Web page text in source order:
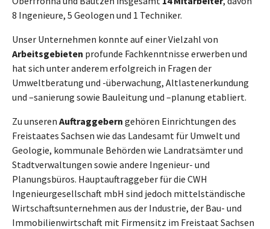
8 Ingenieure, 5 Geologen und 1 Techniker.
Unser Unternehmen konnte auf einer Vielzahl von
Arbeitsgebieten profunde Fachkenntnisse erwerben und
hat sich unter anderem erfolgreich in Fragen der
Umweltberatung und -überwachung, Altlastenerkundung
und –sanierung sowie Bauleitung und –planung etabliert.
Zu unseren Auftraggebern gehören Einrichtungen des
Freistaates Sachsen wie das Landesamt für Umwelt und
Geologie, kommunale Behörden wie Landratsämter und
Stadtverwaltungen sowie andere Ingenieur- und
Planungsbüros. Hauptauftraggeber für die CWH
Ingenieurgesellschaft mbH sind jedoch mittelständische
Wirtschaftsunternehmen aus der Industrie, der Bau- und
Immobilienwirtschaft mit Firmensitz im Freistaat Sachsen